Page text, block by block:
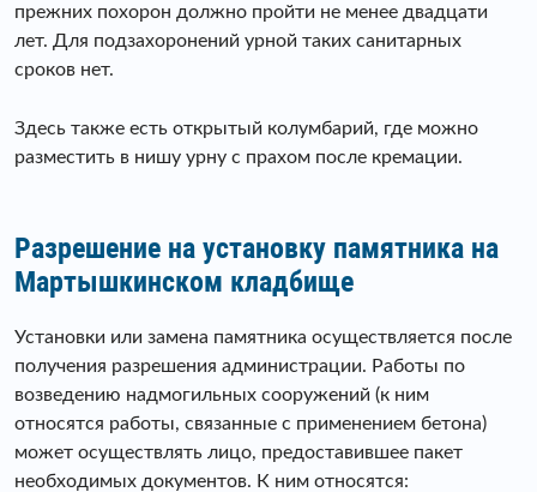
прежних похорон должно пройти не менее двадцати
лет. Для подзахоронений урной таких санитарных
сроков нет.
Здесь также есть открытый колумбарий, где можно
разместить в нишу урну с прахом после кремации.
Разрешение на установку памятника на
Мартышкинском кладбище
Установки или замена памятника осуществляется после
получения разрешения администрации. Работы по
возведению надмогильных сооружений (к ним
относятся работы, связанные с применением бетона)
может осуществлять лицо, предоставившее пакет
необходимых документов. К ним относятся: